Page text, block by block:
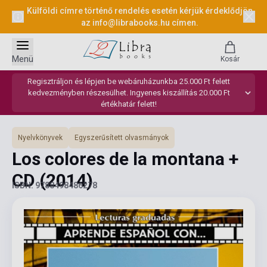
Külföldi címre történő rendelés esetén kérjük érdeklődjön
az info@librabooks.hu címen.
Regisztráljon és lépjen be webáruházunkba 25.000 Ft felett
kedvezményben részesülhet. Ingyenes kiszállítás 20.000 Ft
értékhatár felett!
Menü Kosár
Nyelvkönyvek Egyszerűsített olvasmányok
Los colores de la montana +
CD(2014)
ISBN: 9788498486278